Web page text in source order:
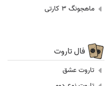
ماهجونگ 3 کارتی
فال تاروت
تاروت عشق